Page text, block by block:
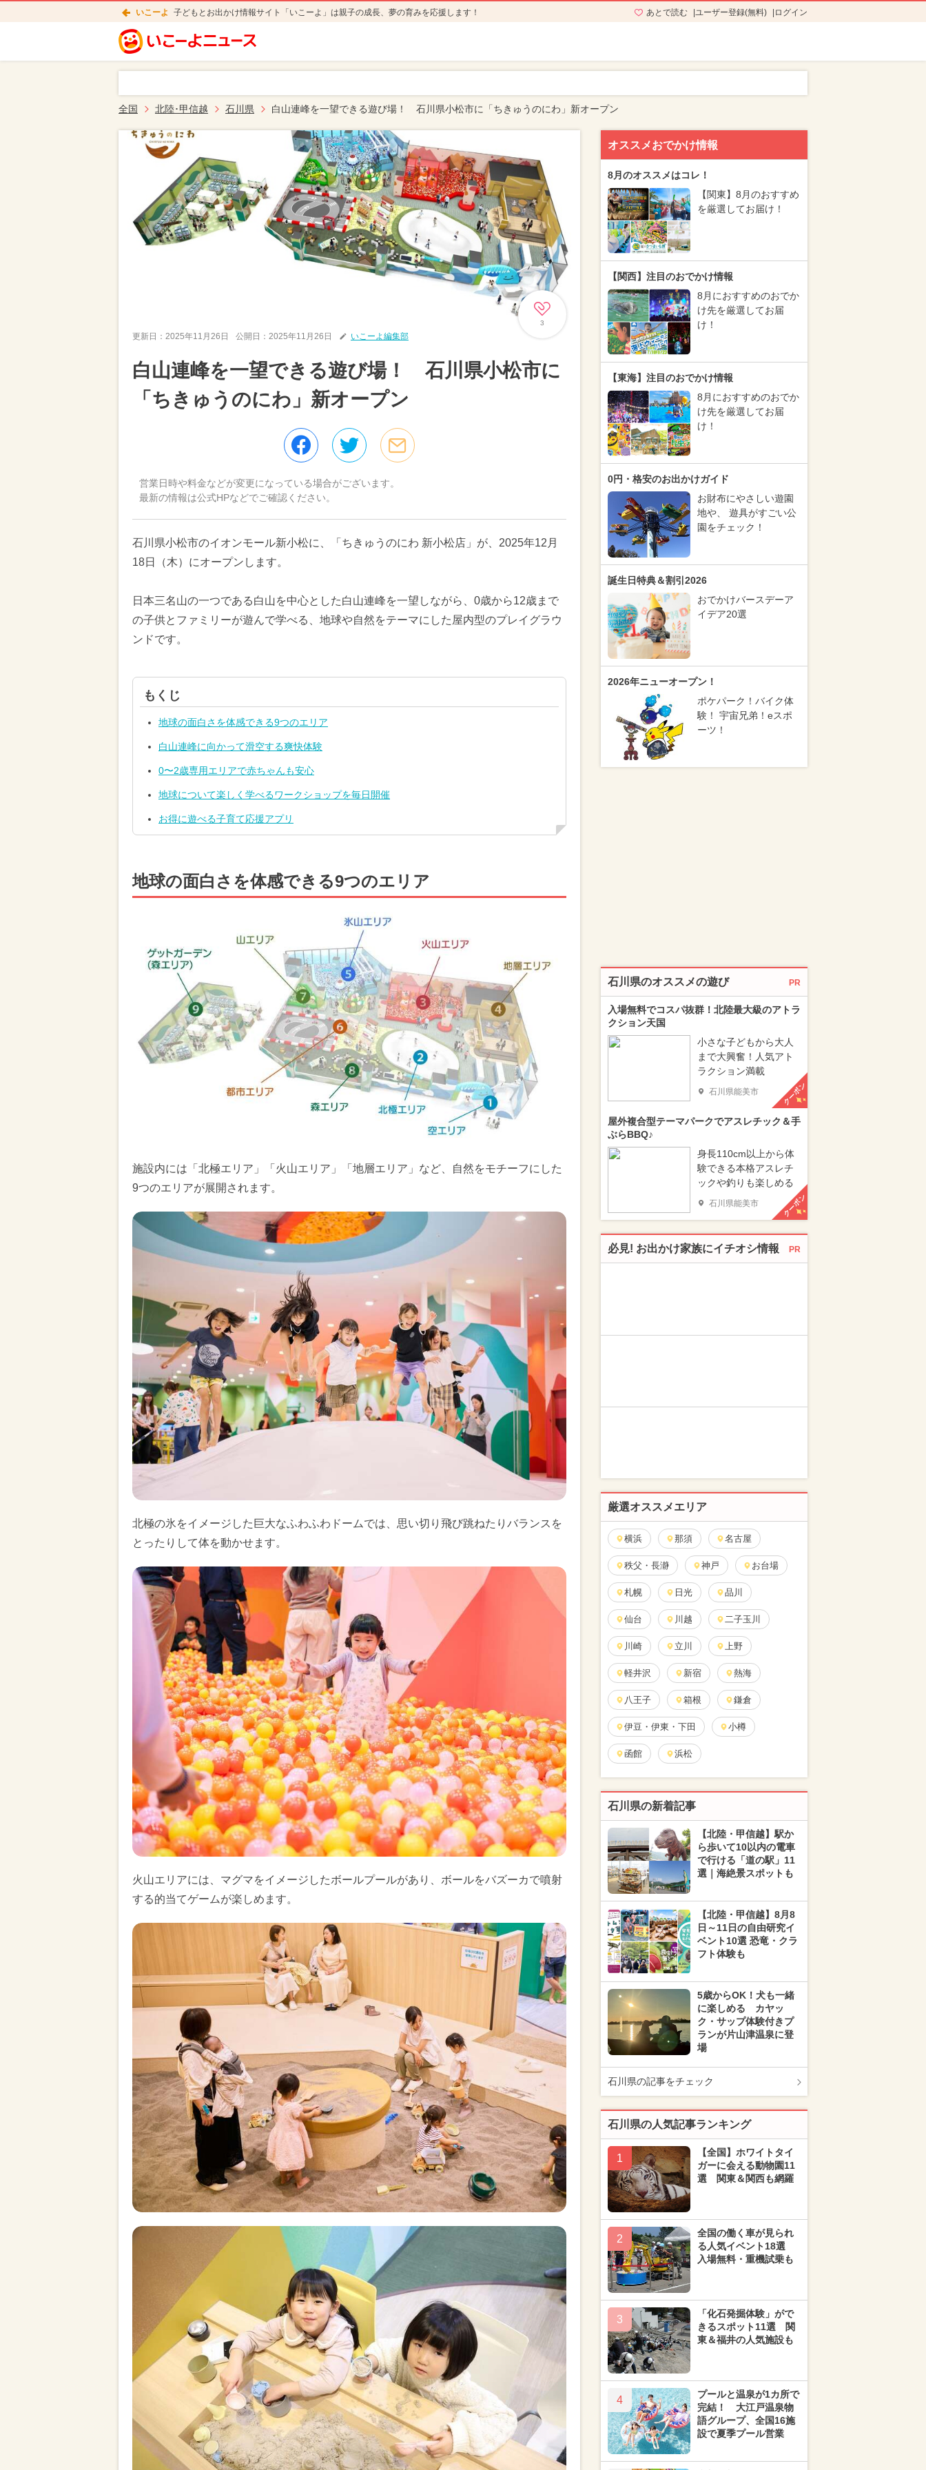
いこーよ 子どもとお出かけ情報サイト「いこーよ」は親子の成長、夢の育みを応援します！ あとで読む ユーザー登録(無料) ログイン
全国 北陸･甲信越 石川県 白山連峰を一望できる遊び場！ 石川県小松市に「ちきゅうのにわ」新オープン
3
更新日： 2025年11月26日 公開日： 2025年11月26日 いこーよ編集部
白山連峰を一望できる遊び場！ 石川県小松市に
「ちきゅうのにわ」新オープン
営業日時や料金などが変更になっている場合がございます。
最新の情報は公式HPなどでご確認ください。
石川県小松市のイオンモール新小松に、「ちきゅうのにわ 新小松店」が、2025年12月
18日（木）にオープンします。
日本三名山の一つである白山を中心とした白山連峰を一望しながら、0歳から12歳まで
の子供とファミリーが遊んで学べる、地球や自然をテーマにした屋内型のプレイグラウ
ンドです。
もくじ
地球の面白さを体感できる9つのエリア
白山連峰に向かって滑空する爽快体験
0〜2歳専用エリアで赤ちゃんも安心
地球について楽しく学べるワークショップを毎日開催
お得に遊べる子育て応援アプリ
地球の面白さを体感できる9つのエリア
施設内には「北極エリア」「火山エリア」「地層エリア」など、自然をモチーフにした
9つのエリアが展開されます。
北極の氷をイメージした巨大なふわふわドームでは、思い切り飛び跳ねたりバランスを
とったりして体を動かせます。
火山エリアには、マグマをイメージしたボールプールがあり、ボールをバズーカで噴射
する的当てゲームが楽しめます。
オススメおでかけ情報
8月のオススメはコレ！
【関東】8月のおすすめ
を厳選してお届け！
【関西】注目のおでかけ情報
8月におすすめのおでか
け先を厳選してお届
け！
【東海】注目のおでかけ情報
8月におすすめのおでか
け先を厳選してお届
け！
0円・格安のお出かけガイド
お財布にやさしい遊園
地や、 遊具がすごい公
園をチェック！
誕生日特典＆割引2026
おでかけバースデーア
イデア20選
2026年ニューオープン！
ポケパーク！バイク体
験！ 宇宙兄弟！eスポ
ーツ！
石川県のオススメの遊び PR
入場無料でコスパ抜群！北陸最大級のアトラ
クション天国
小さな子どもから大人
まで大興奮！人気アト
ラクション満載
石川県能美市 クーポン
屋外複合型テーマパークでアスレチック＆手
ぶらBBQ♪
身長110cm以上から体
験できる本格アスレチ
ックや釣りも楽しめる
石川県能美市 クーポン
必見! お出かけ家族にイチオシ情報 PR
厳選オススメエリア
横浜 那須 名古屋
秩父・長瀞 神戸 お台場
札幌 日光 品川
仙台 川越 二子玉川
川崎 立川 上野
軽井沢 新宿 熱海
八王子 箱根 鎌倉
伊豆・伊東・下田 小樽
函館 浜松
石川県の新着記事
【北陸・甲信越】駅か
ら歩いて10以内の電車
で行ける「道の駅」11
選｜海絶景スポットも
【北陸・甲信越】8月8
日～11日の自由研究イ
ベント10選 恐竜・クラ
フト体験も
5歳からOK！犬も一緒
に楽しめる カヤッ
ク・サップ体験付きプ
ランが片山津温泉に登
場
石川県の記事をチェック
石川県の人気記事ランキング
1
【全国】ホワイトタイ
ガーに会える動物園11
選 関東＆関西も網羅
2
全国の働く車が見られ
る人気イベント18選
入場無料・重機試乗も
3
「化石発掘体験」がで
きるスポット11選 関
東＆福井の人気施設も
4
プールと温泉が1カ所で
完結！ 大江戸温泉物
語グループ、全国16施
設で夏季プール営業